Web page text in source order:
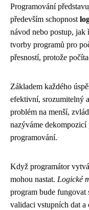
Programování
především schopnost
návod nebo postup,
tvorby programů pro
přesností, protože
Základem každého
efektivní, srozumitelný
problém na menší,
nazýváme
programování.
Když programátor
mohou nastat. Logické
program bude fungovat
validaci vstupních dat